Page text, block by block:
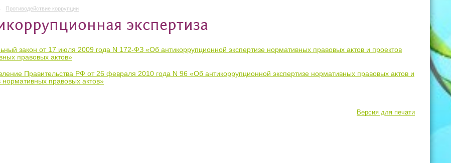
Противодействие коррупции
экспертиза
закон от 17 июля 2009 года N 172-ФЗ «Об антикоррупционной экспертизе нормативных правовых актов и проектов
правовых актов»
Правительства РФ от 26 февраля 2010 года N 96 «Об антикоррупционной экспертизе нормативных правовых актов и
нормативных правовых актов»
Версия для печати